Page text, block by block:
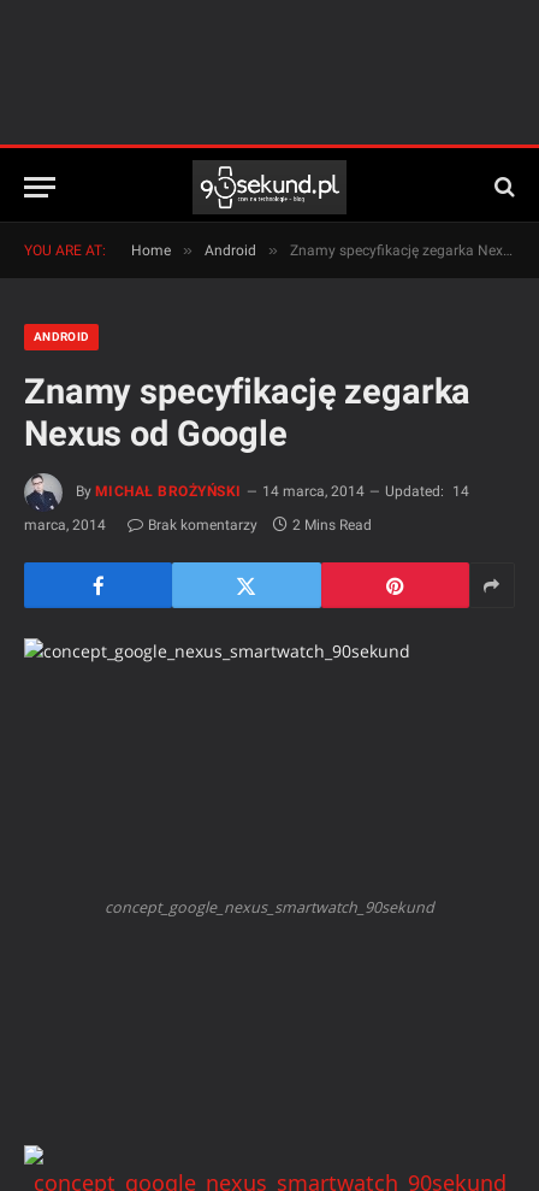
YOU ARE AT: Home » Android » Znamy specyfikację zegarka Nexus od Google
ANDROID
Znamy specyfikację zegarka
Nexus od Google
By MICHAŁ BROŻYŃSKI 14 marca, 2014 Updated:
14
marca, 2014
Brak komentarzy 2 Mins Read
concept_google_nexus_smartwatch_90sekund